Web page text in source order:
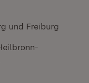
und Freiburg